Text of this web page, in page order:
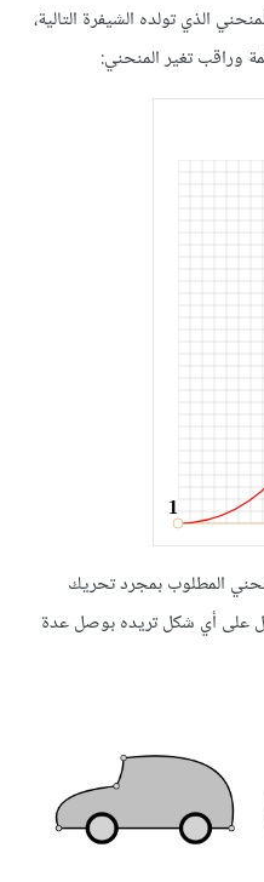
الذي تولده الشيفرة التالية،
وراقب تغير المنحني:
المطلوب بمجرد تحريك
على أي شكل تريده بوصل عدة